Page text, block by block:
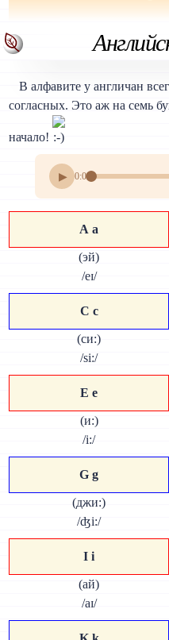
В алфавите у англичан
согласных. Это аж на семь
начало!
▶ 0:00
А а
(эй)
/eɪ/
C c
(си:)
/si:/
Е е
(и:)
/i:/
G g
(джи:)
/ʤi:/
I i
(ай)
/aɪ/